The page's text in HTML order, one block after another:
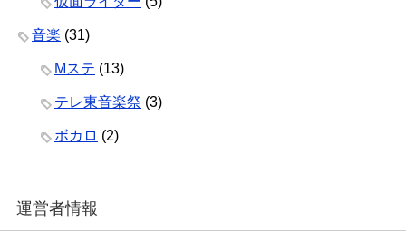
音楽 (31)
Mステ (13)
テレ東音楽祭 (3)
ボカロ (2)
運営者情報